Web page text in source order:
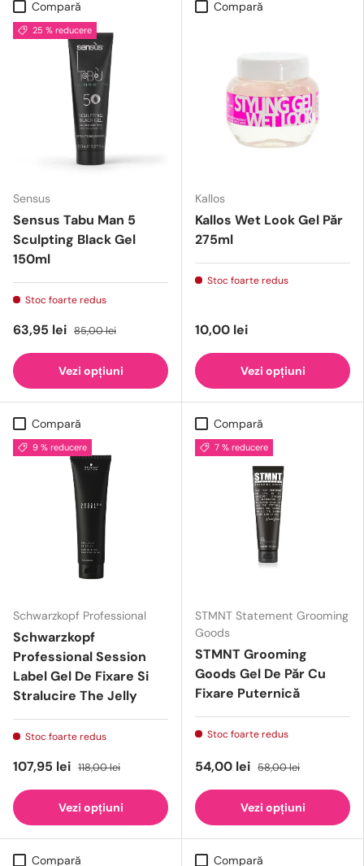
Compară
25 % reducere
Sensus
Sensus Tabu Man 5
Sculpting Black Gel
150ml
Stoc foarte redus
63,95 lei 85,00 lei
Vezi opțiuni
Compară
Kallos
Kallos Wet Look Gel Păr
275ml
Stoc foarte redus
10,00 lei
Vezi opțiuni
Compară
9 % reducere
Schwarzkopf Professional
Schwarzkopf
Professional Session
Label Gel De Fixare Si
Stralucire The Jelly
Stoc foarte redus
107,95 lei 118,00 lei
Vezi opțiuni
Compară
7 % reducere
STMNT Statement Grooming
Goods
STMNT Grooming
Goods Gel De Păr Cu
Fixare Puternică
Stoc foarte redus
54,00 lei 58,00 lei
Vezi opțiuni
Compară Compară